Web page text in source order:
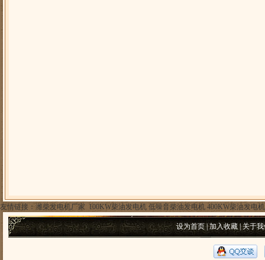
友情链接： 潍柴发电机厂家 100KW柴油发电机 低噪音柴油发电机 400KW柴油发电机
设为首页 | 加入收藏 关于